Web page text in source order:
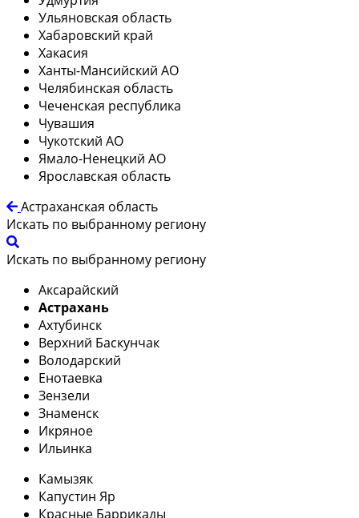
Ульяновская область
Хабаровский край
Хакасия
Ханты-Мансийский АО
Челябинская область
Чеченская республика
Чувашия
Чукотский АО
Ямало-Ненецкий АО
Ярославская область
Астраханская область
Искать по выбранному региону
Искать по выбранному региону
Аксарайский
Астрахань
Ахтубинск
Верхний Баскунчак
Володарский
Енотаевка
Зензели
Знаменск
Икряное
Ильинка
Камызяк
Капустин Яр
Красные Баррикады